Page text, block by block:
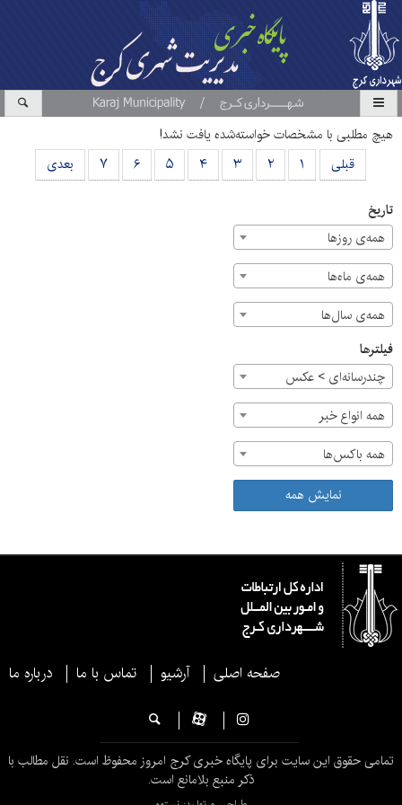
هیچ مطلبی با مشخصات خواسته‌شده یافت نشد!
قبلی
۱ ۲ ۳ ۴ ۵ ۶ ۷ بعدی
تاریخ
همه‌ی روزها
همه‌ی ماه‌ها
همه‌ی سال‌ها
فیلترها
چندرسانه‌ای > عکس
همه انواع خبر
همه باکس‌ها
نمایش همه
صفحه اصلی آرشیو تماس با ما درباره ما
تمامی حقوق این سایت برای پایگاه خبری کرج امروز محفوظ است. نقل مطالب با
ذکر منبع بلامانع است.